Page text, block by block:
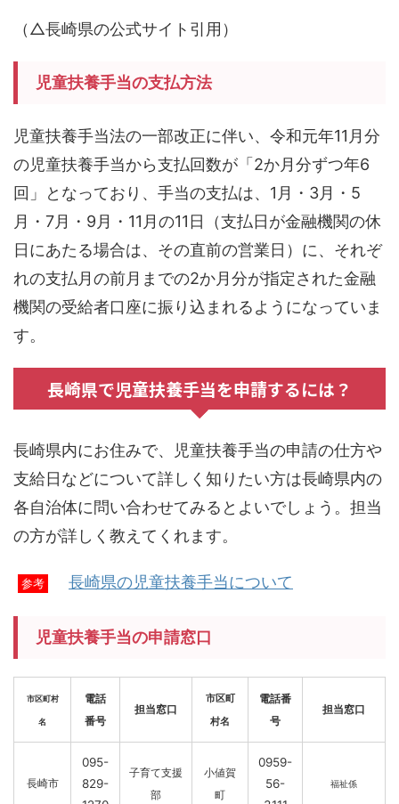
（△長崎県の公式サイト引用）
児童扶養手当の支払方法
児童扶養手当法の一部改正に伴い、令和元年11月分
の児童扶養手当から支払回数が「2か月分ずつ年6
回」となっており、手当の支払は、1月・3月・5
月・7月・9月・11月の11日（支払日が金融機関の休
日にあたる場合は、その直前の営業日）に、それぞ
れの支払月の前月までの2か月分が指定された金融
機関の受給者口座に振り込まれるようになっていま
す。
長崎県で児童扶養手当を申請するには？
長崎県内にお住みで、児童扶養手当の申請の仕方や
支給日などについて詳しく知りたい方は長崎県内の
各自治体に問い合わせてみるとよいでしょう。担当
の方が詳しく教えてくれます。
参考 長崎県の児童扶養手当について
児童扶養手当の申請窓口
市区町村
名
電話
番号
担当窓口
市区町
村名
電話番
号
担当窓口
長崎市
095-
829-
子育て支援
部
小値賀
町
0959-
56-
福祉係